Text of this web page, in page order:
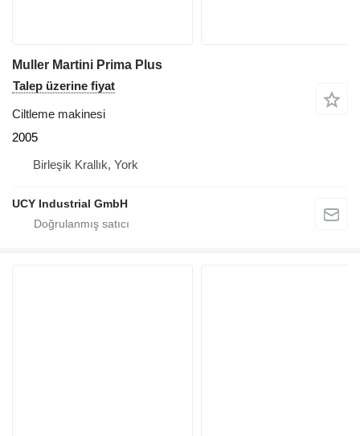
Muller Martini Prima Plus
Talep üzerine fiyat
Ciltleme makinesi
2005
Birleşik Krallık, York
UCY Industrial GmbH